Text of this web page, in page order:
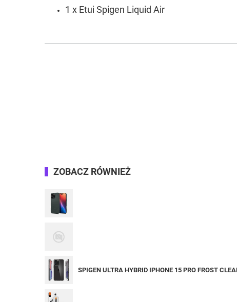
1 x Etui Spigen Liquid Air
ZOBACZ RÓWNIEŻ
SPIGEN ULTRA HYBRID IPHONE 15 PRO FROST